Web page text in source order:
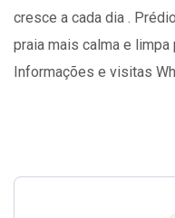
cresce a cada dia .
praia mais calma e
Informações e visitas